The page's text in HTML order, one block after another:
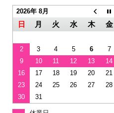
2026年 8月
日 月 火 水 木 金
2
3 4 5 6 7
9
10 11 12 13 14
16
17 18 19 20 21
23
24 25 26 27 28
30
31